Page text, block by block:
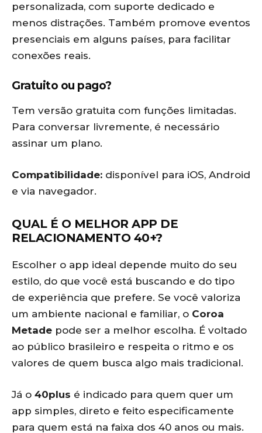
personalizada, com suporte dedicado e
menos distrações. Também promove eventos
presenciais em alguns países, para facilitar
conexões reais.
Gratuito ou pago?
Tem versão gratuita com funções limitadas.
Para conversar livremente, é necessário
assinar um plano.
Compatibilidade: disponível para iOS, Android
e via navegador.
QUAL É O MELHOR APP DE
RELACIONAMENTO 40+?
Escolher o app ideal depende muito do seu
estilo, do que você está buscando e do tipo
de experiência que prefere. Se você valoriza
um ambiente nacional e familiar, o Coroa
Metade pode ser a melhor escolha. É voltado
ao público brasileiro e respeita o ritmo e os
valores de quem busca algo mais tradicional.
Já o 40plus é indicado para quem quer um
app simples, direto e feito especificamente
para quem está na faixa dos 40 anos ou mais.